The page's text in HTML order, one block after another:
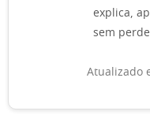
explica,
sem
Atualizado